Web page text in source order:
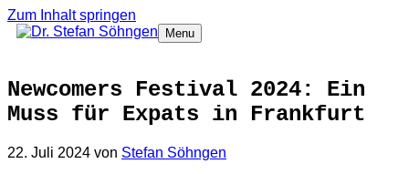
Zum Inhalt springen
Menu
Newcomers Festival 2024: Ein
Muss für Expats in Frankfurt
22. Juli 2024 von Stefan Söhngen